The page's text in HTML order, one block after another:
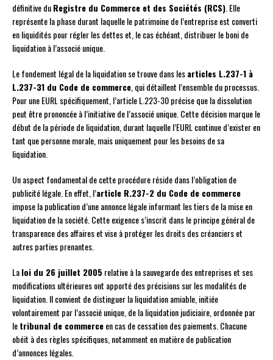
définitive duRegistre du Commerce et des Sociétés (RCS). Elle
représente la phase durant laquelle le patrimoine de l’entreprise est converti
en liquidités pour régler les dettes et, le cas échéant, distribuer le boni de
liquidation à l’associé unique.
Le fondement légal de la liquidation se trouve dans lesarticles L.237-1 à
L.237-31 du Code de commerce, qui détaillent l’ensemble du processus.
Pour une EURL spécifiquement, l’article L.223-30 précise que la dissolution
peut être prononcée à l’initiative de l’associé unique. Cette décision marque le
début de la période de liquidation, durant laquelle l’EURL continue d’exister en
tant que personne morale, mais uniquement pour les besoins de sa
liquidation.
Un aspect fondamental de cette procédure réside dans l’obligation de
publicité légale. En effet, l’article R.237-2 du Code de commerce
impose la publication d’une annonce légale informant les tiers de la mise en
liquidation de la société. Cette exigence s’inscrit dans le principe général de
transparence des affaires et vise à protéger les droits des créanciers et
autres parties prenantes.
Laloi du 26 juillet 2005 relative à la sauvegarde des entreprises et ses
modifications ultérieures ont apporté des précisions sur les modalités de
liquidation. Il convient de distinguer la liquidation amiable, initiée
volontairement par l’associé unique, de la liquidation judiciaire, ordonnée par
letribunal de commerceen cas de cessation des paiements. Chacune
obéit à des règles spécifiques, notamment en matière de publication
d’annonces légales.